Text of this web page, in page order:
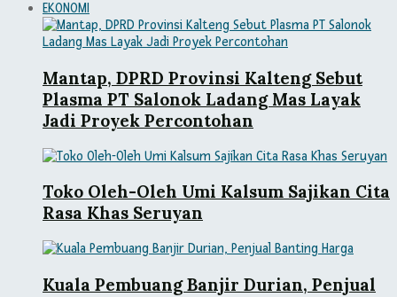
EKONOMI
Mantap, DPRD Provinsi Kalteng Sebut
Plasma PT Salonok Ladang Mas Layak
Jadi Proyek Percontohan
Toko Oleh-Oleh Umi Kalsum Sajikan Cita
Rasa Khas Seruyan
Kuala Pembuang Banjir Durian, Penjual